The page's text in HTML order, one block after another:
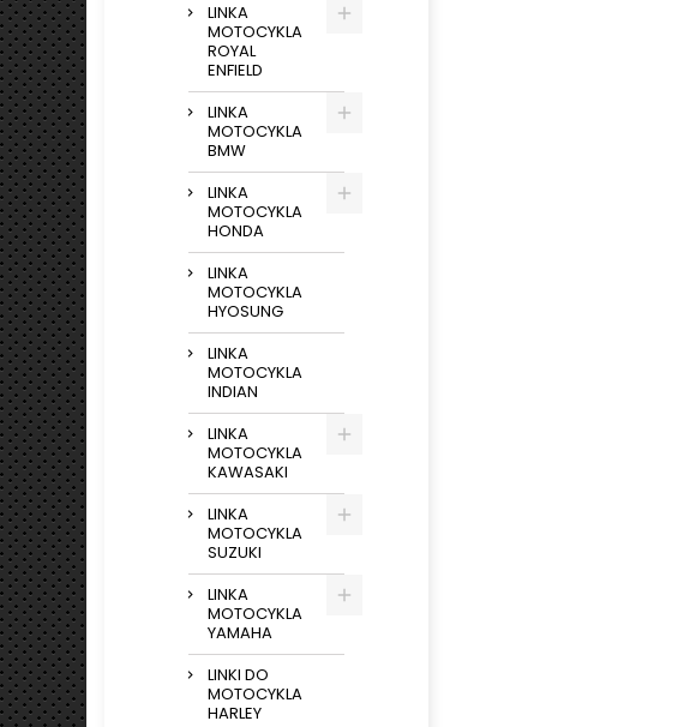
LINKA
MOTOCYKLA
ROYAL
ENFIELD
LINKA
MOTOCYKLA
BMW
LINKA
MOTOCYKLA
HONDA
LINKA
MOTOCYKLA
HYOSUNG
LINKA
MOTOCYKLA
INDIAN
LINKA
MOTOCYKLA
KAWASAKI
LINKA
MOTOCYKLA
SUZUKI
LINKA
MOTOCYKLA
YAMAHA
LINKI DO
MOTOCYKLA
HARLEY